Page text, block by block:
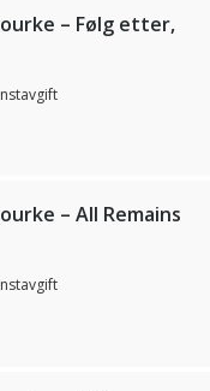
– Følg etter,
– All Remains